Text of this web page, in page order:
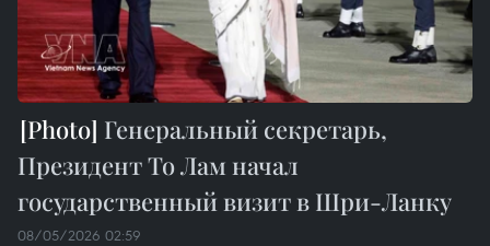
Генеральный секретарь,
Президент То Лам начал
государственный визит в Шри-Ланку
08/05/2026 02:59